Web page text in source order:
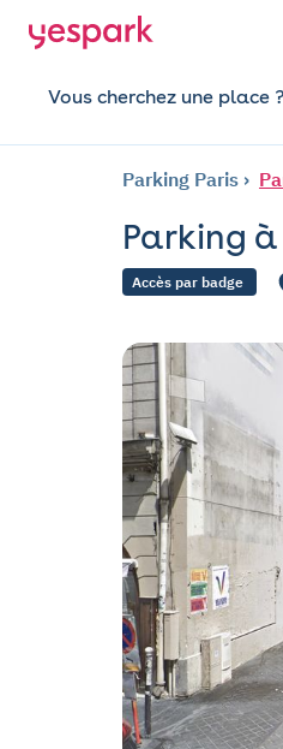
Vous cherchez une place ?
Parking Paris
Parking à
Accès par badge